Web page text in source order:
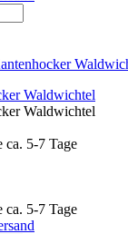
Waldwichtel
Waldwichtel
ca. 5-7 Tage
ca. 5-7 Tage